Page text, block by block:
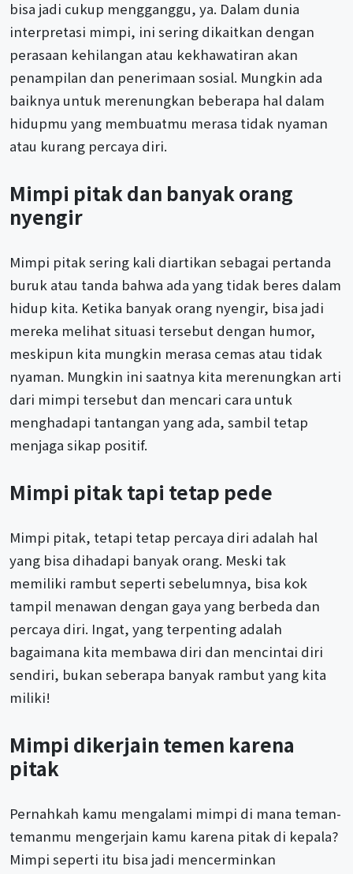
bisa jadi cukup mengganggu, ya. Dalam dunia
interpretasi mimpi, ini sering dikaitkan dengan
perasaan kehilangan atau kekhawatiran akan
penampilan dan penerimaan sosial. Mungkin ada
baiknya untuk merenungkan beberapa hal dalam
hidupmu yang membuatmu merasa tidak nyaman
atau kurang percaya diri.
Mimpi pitak dan banyak orang
nyengir
Mimpi pitak sering kali diartikan sebagai pertanda
buruk atau tanda bahwa ada yang tidak beres dalam
hidup kita. Ketika banyak orang nyengir, bisa jadi
mereka melihat situasi tersebut dengan humor,
meskipun kita mungkin merasa cemas atau tidak
nyaman. Mungkin ini saatnya kita merenungkan arti
dari mimpi tersebut dan mencari cara untuk
menghadapi tantangan yang ada, sambil tetap
menjaga sikap positif.
Mimpi pitak tapi tetap pede
Mimpi pitak, tetapi tetap percaya diri adalah hal
yang bisa dihadapi banyak orang. Meski tak
memiliki rambut seperti sebelumnya, bisa kok
tampil menawan dengan gaya yang berbeda dan
percaya diri. Ingat, yang terpenting adalah
bagaimana kita membawa diri dan mencintai diri
sendiri, bukan seberapa banyak rambut yang kita
miliki!
Mimpi dikerjain temen karena
pitak
Pernahkah kamu mengalami mimpi di mana teman-
temanmu mengerjain kamu karena pitak di kepala?
Mimpi seperti itu bisa jadi mencerminkan